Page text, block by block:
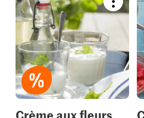
Bookmark
recipe
to
your
Crème aux fleurs